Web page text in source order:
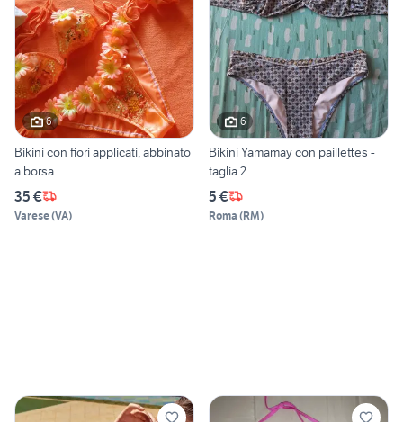
6
Bikini con fiori applicati, abbinato
a borsa
35 €
Varese(VA)
6
Bikini Yamamay con paillettes -
taglia 2
5 €
Roma (RM)